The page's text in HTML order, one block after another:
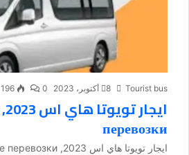
Tourist bus 8 أكتوبر، 2023 0
196
перевозки